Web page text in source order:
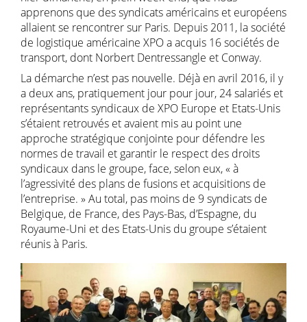
apprenons que des syndicats américains et européens
allaient se rencontrer sur Paris. Depuis 2011, la société
de logistique américaine XPO a acquis 16 sociétés de
transport, dont Norbert Dentressangle et Conway.
La démarche n’est pas nouvelle. Déjà en avril 2016, il y
a deux ans, pratiquement jour pour jour, 24 salariés et
représentants syndicaux de XPO Europe et Etats-Unis
s’étaient retrouvés et avaient mis au point une
approche stratégique conjointe pour défendre les
normes de travail et garantir le respect des droits
syndicaux dans le groupe, face, selon eux, « à
l’agressivité des plans de fusions et acquisitions de
l’entreprise. » Au total, pas moins de 9 syndicats de
Belgique, de France, des Pays-Bas, d’Espagne, du
Royaume-Uni et des Etats-Unis du groupe s’étaient
réunis à Paris.